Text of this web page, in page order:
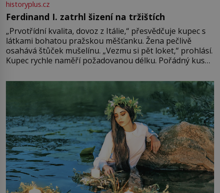
historyplus.cz
Ferdinand I. zatrhl šizení na tržištích
„Prvotřídní kvalita, dovoz z Itálie,“ přesvědčuje kupec s
látkami bohatou pražskou měšťanku. Žena pečlivě
osahává štůček mušelínu. „Vezmu si pět loket,“ prohlásí.
Kupec rychle naměří požadovanou délku. Pořádný kus
milostpaní. Stačí jenom na sukni,“ zhodnotí švadlena
množství růžového mušelínu. „Ošidili vás, podívejte.“